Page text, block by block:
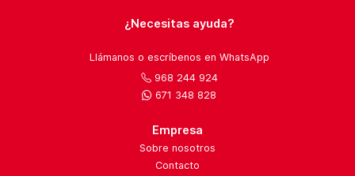
¿Necesitas ayuda?
Llámanos o escríbenos en WhatsApp
968 244 924
671 348 828
Empresa
Sobre nosotros
Contacto